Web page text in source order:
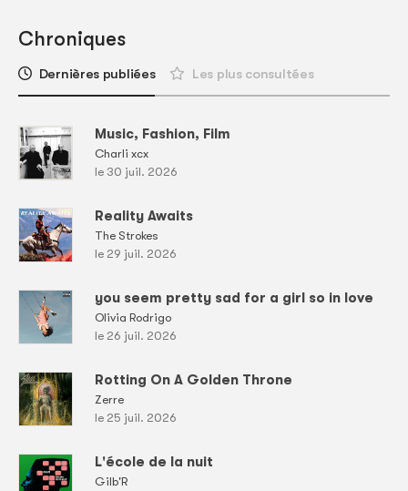
Chroniques
Dernières publiées Les plus consultées
Music, Fashion, Film
Charli xcx
le 30 juil. 2026
Reality Awaits
The Strokes
le 29 juil. 2026
you seem pretty sad for a girl so in love
Olivia Rodrigo
le 26 juil. 2026
Rotting On A Golden Throne
Zerre
le 25 juil. 2026
L'école de la nuit
Gilb'R